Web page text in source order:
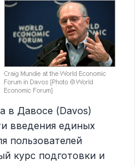
в Давосе (Davos)
введения единых
пользователей
курс подготовки и